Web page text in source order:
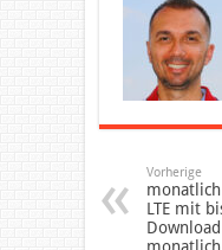
Vorherige
LTE mit